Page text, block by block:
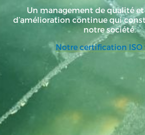
Un management de qualité
d’amélioration continue qui
notre société.
Notre certification ISO